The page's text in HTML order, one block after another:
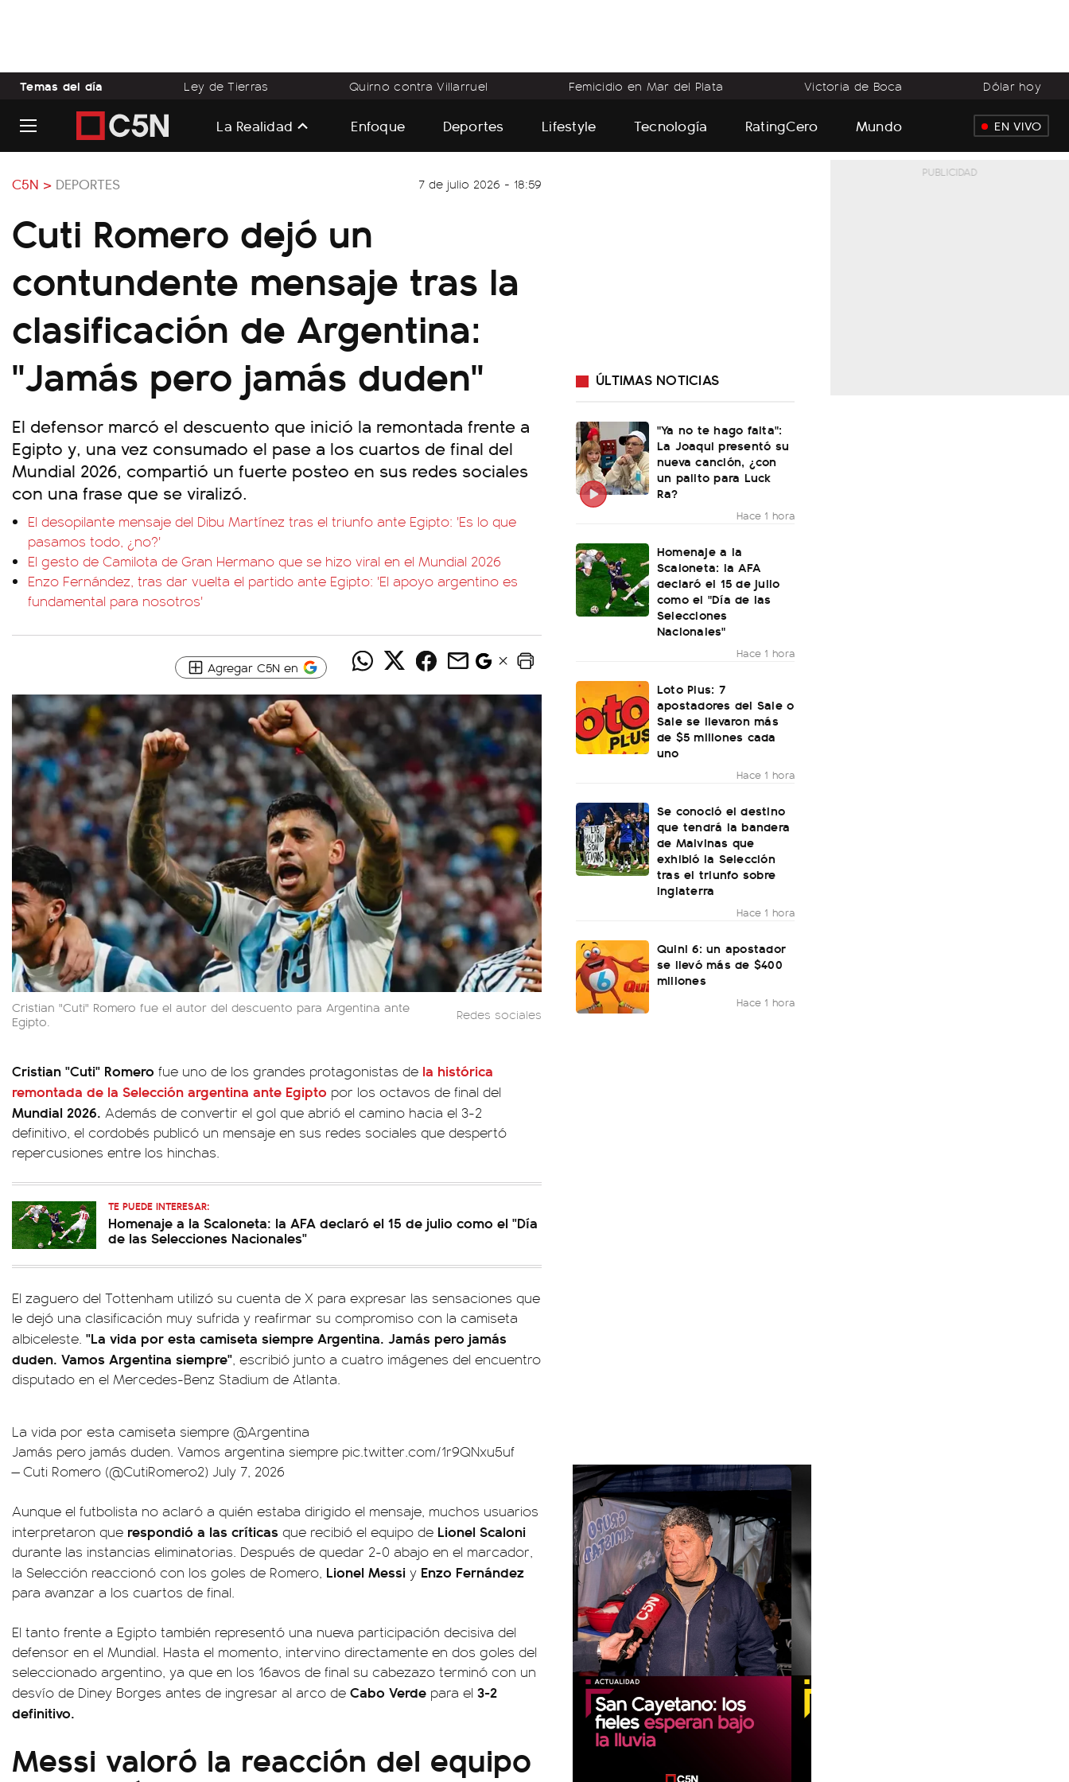
Temas del día Ley de Tierras Quirno contra Villarruel Femicidio en Mar del Plata Victoria de Boca Dólar hoy
La Realidad Enfoque Deportes Lifestyle Tecnología RatingCero Mundo EN VIVO
C5N > DEPORTES 7 de julio 2026 - 18:59
Cuti Romero dejó un
contundente mensaje tras la
clasificación de Argentina:
"Jamás pero jamás duden"
El defensor marcó el descuento que inició la remontada frente a
Egipto y, una vez consumado el pase a los cuartos de final del
Mundial 2026, compartió un fuerte posteo en sus redes sociales
con una frase que se viralizó.
El desopilante mensaje del Dibu Martínez tras el triunfo ante Egipto: 'Es lo que
pasamos todo, ¿no?'
El gesto de Camilota de Gran Hermano que se hizo viral en el Mundial 2026
Enzo Fernández, tras dar vuelta el partido ante Egipto: 'El apoyo argentino es
fundamental para nosotros'
Agregar C5N en
Cristian "Cuti" Romero fue el autor del descuento para Argentina ante
Egipto.
Redes sociales
Cristian "Cuti" Romero fue uno de los grandes protagonistas de la histórica
remontada de la Selección argentina ante Egipto por los octavos de final del
Mundial 2026. Además de convertir el gol que abrió el camino hacia el 3-2
definitivo, el cordobés publicó un mensaje en sus redes sociales que despertó
repercusiones entre los hinchas.
TE PUEDE INTERESAR:
Homenaje a la Scaloneta: la AFA declaró el 15 de julio como el "Día
de las Selecciones Nacionales"
El zaguero del Tottenham utilizó su cuenta de X para expresar las sensaciones que
le dejó una clasificación muy sufrida y reafirmar su compromiso con la camiseta
albiceleste. "La vida por esta camiseta siempre Argentina. Jamás pero jamás
duden. Vamos Argentina siempre", escribió junto a cuatro imágenes del encuentro
disputado en el Mercedes-Benz Stadium de Atlanta.
La vida por esta camiseta siempre @Argentina
Jamás pero jamás duden. Vamos argentina siempre pic.twitter.com/1r9QNxu5uf
— Cuti Romero (@CutiRomero2) July 7, 2026
Aunque el futbolista no aclaró a quién estaba dirigido el mensaje, muchos usuarios
interpretaron que respondió a las críticas que recibió el equipo de Lionel Scaloni
durante las instancias eliminatorias. Después de quedar 2-0 abajo en el marcador,
la Selección reaccionó con los goles de Romero, Lionel Messi y Enzo Fernández
para avanzar a los cuartos de final.
El tanto frente a Egipto también representó una nueva participación decisiva del
defensor en el Mundial. Hasta el momento, intervino directamente en dos goles del
seleccionado argentino, ya que en los 16avos de final su cabezazo terminó con un
desvío de Diney Borges antes de ingresar al arco de Cabo Verde para el 3-2
definitivo.
Messi valoró la reacción del equipo
ÚLTIMAS NOTICIAS
"Ya no te hago falta":
La Joaqui presentó su
nueva canción, ¿con
un palito para Luck
Ra?
Hace 1 hora
Homenaje a la
Scaloneta: la AFA
declaró el 15 de julio
como el "Día de las
Selecciones
Nacionales"
Hace 1 hora
Loto Plus: 7
apostadores del Sale o
Sale se llevaron más
de $5 millones cada
uno
Hace 1 hora
Se conoció el destino
que tendrá la bandera
de Malvinas que
exhibió la Selección
tras el triunfo sobre
Inglaterra
Hace 1 hora
Quini 6: un apostador
se llevó más de $400
millones
Hace 1 hora